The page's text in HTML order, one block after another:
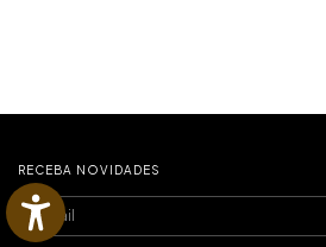
RECEBA NOVIDADES